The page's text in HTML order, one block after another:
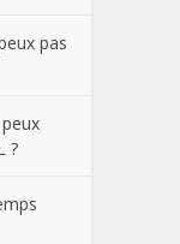
pas
?